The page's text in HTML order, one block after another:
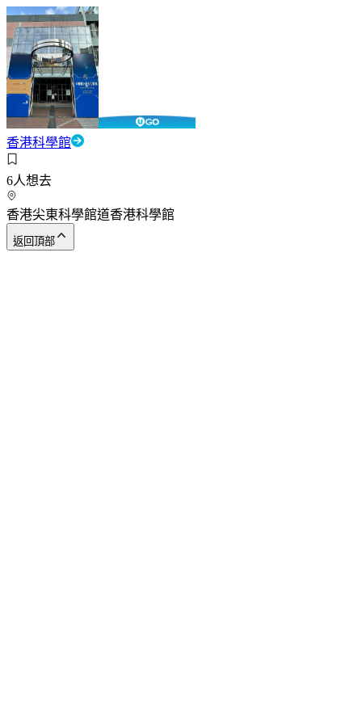
香港科學館
6人想去
香港尖東科學館道香港科學館
返回頂部